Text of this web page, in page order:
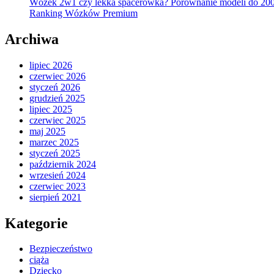
Ranking Wózków Premium
Archiwa
lipiec 2026
czerwiec 2026
styczeń 2026
grudzień 2025
lipiec 2025
czerwiec 2025
maj 2025
marzec 2025
styczeń 2025
październik 2024
wrzesień 2024
czerwiec 2023
sierpień 2021
Kategorie
Bezpieczeństwo
ciąża
Dziecko